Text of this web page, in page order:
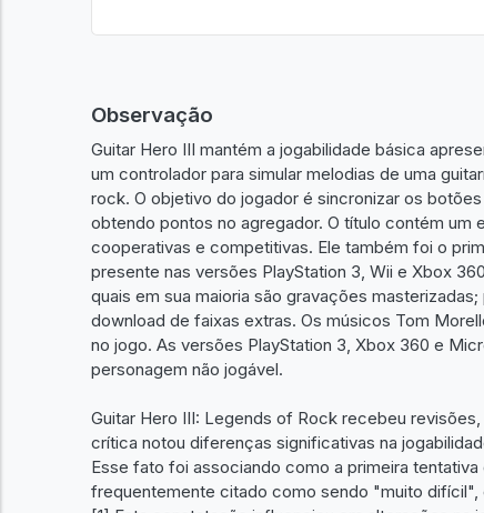
Observação
Guitar Hero III mantém a jogabilidade básica
um controlador para simular melodias de uma
rock. O objetivo do jogador é sincronizar os
obtendo pontos no agregador. O título contém um
cooperativas e competitivas. Ele também foi o
presente nas versões PlayStation 3, Wii e Xbox
quais em sua maioria são gravações
download de faixas extras. Os músicos Tom
​​no jogo. As versões PlayStation 3, Xbox 360 e
personagem não jogável.
Guitar Hero III: Legends of Rock recebeu
crítica notou diferenças significativas na
Esse fato foi associando como a primeira
frequentemente citado como sendo "muito